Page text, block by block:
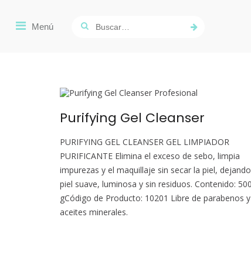
Primary
Show
Search
Buscar:
Purifying Gel Cleanser
PURIFYING GEL CLEANSER GEL LIMPIADOR
PURIFICANTE Elimina el exceso de sebo, limpia
impurezas y el maquillaje sin secar la piel,
piel suave, luminosa y sin residuos. Contenido: 500
gCódigo de Producto: 10201 Libre de parabenos y
aceites minerales.